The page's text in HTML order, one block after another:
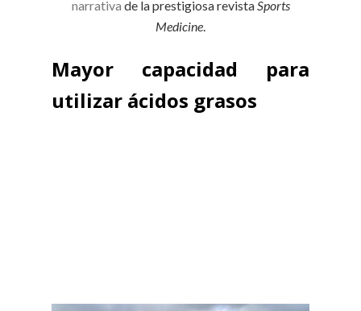
narrativa de la prestigiosa revistaSports
Medicine.
Mayor capacidad para
utilizar ácidos grasos